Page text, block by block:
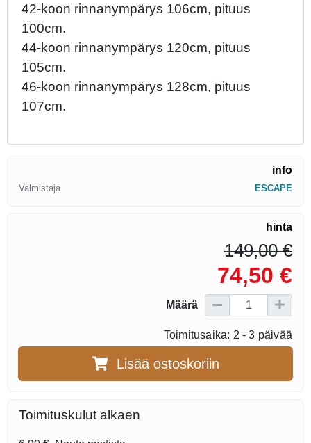
42-koon rinnanympärys 106cm, pituus
100cm.
44-koon rinnanympärys 120cm, pituus
105cm.
46-koon rinnanympärys 128cm, pituus
107cm.
info
Valmistaja ESCAPE
hinta
149,00 €
74,50 €
Määrä
Toimitusaika: 2 - 3 päivää
Lisää ostoskoriin
Toimituskulut alkaen